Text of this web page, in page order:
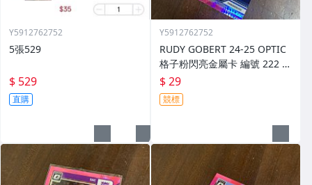
Y5912762752
5張529
$ 529
直購
Y5912762752
RUDY GOBERT 24-25 OPTIC
格子粉閃亮金屬卡 編號 222 前
後圖
$ 29
競標